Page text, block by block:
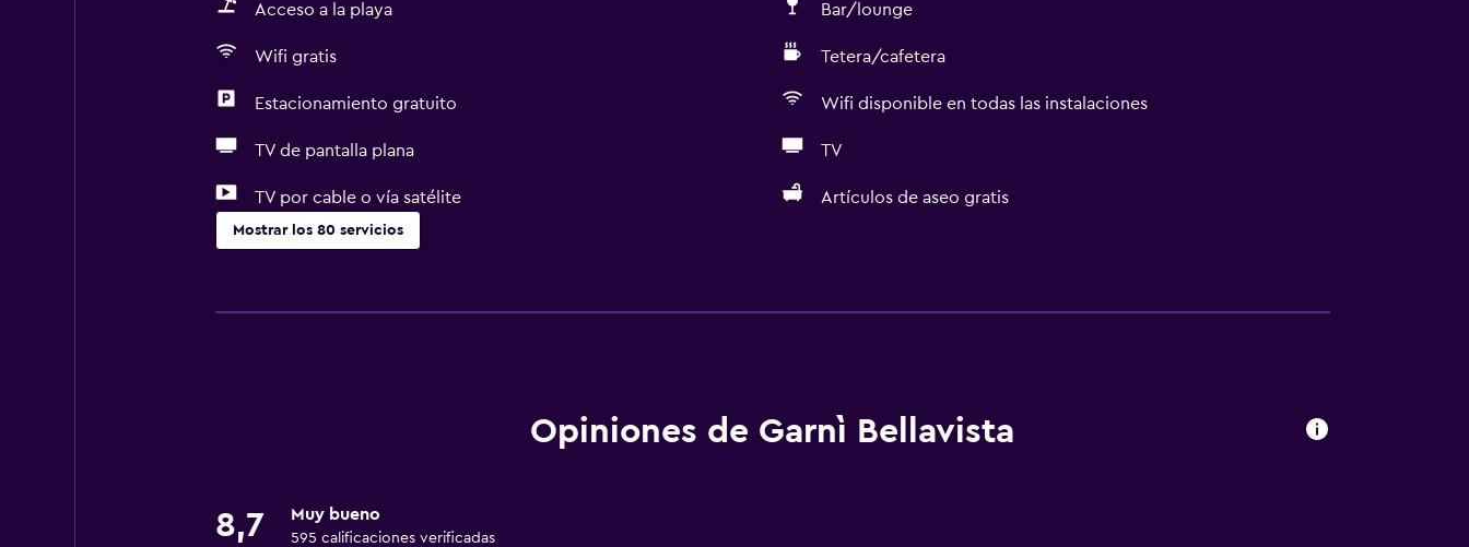
Acceso a la playa Bar/lounge
Wifi gratis Tetera/cafetera
Estacionamiento gratuito Wifi disponible en todas las instalaciones
TV de pantalla plana TV
TV por cable o vía satélite Artículos de aseo gratis
Mostrar los 80 servicios
Wifi gratis
Extinguidor
Acceso a la playa
Pantuflas
Opiniones de Garnì Bellavista
8,7 Muy bueno
595 calificaciones verificadas